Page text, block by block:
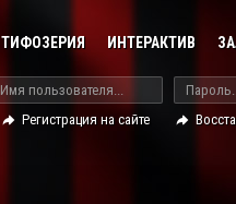
ТИФОЗЕРИЯ ИНТЕРАКТИВ
Регистрация на сайте